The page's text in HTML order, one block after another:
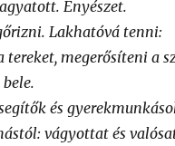
Enyészet.
Lakhatóvá tenni:
megerősíteni a
és
vágyottat és